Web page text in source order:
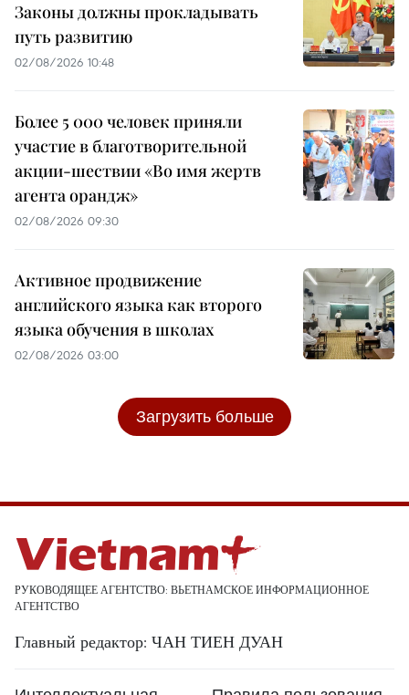
Законы должны прокладывать
путь развитию
02/08/2026 10:48
Более 5 000 человек приняли
участие в благотворительной
акции-шествии «Во имя жертв
агента орандж»
02/08/2026 09:30
Активное продвижение
английского языка как второго
языка обучения в школах
02/08/2026 03:00
Загрузить больше
РУКОВОДЯЩЕЕ АГЕНТСТВО: ВЬЕТНАМСКОЕ ИНФОРМАЦИОННОЕ
АГЕНТСТВО
Главный редактор: ЧАН ТИЕН ДУАН